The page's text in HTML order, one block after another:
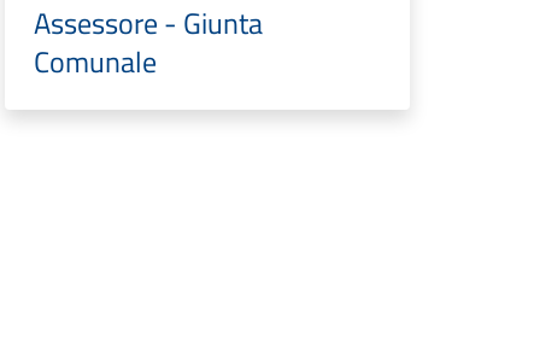
Assessore - Giunta
Comunale